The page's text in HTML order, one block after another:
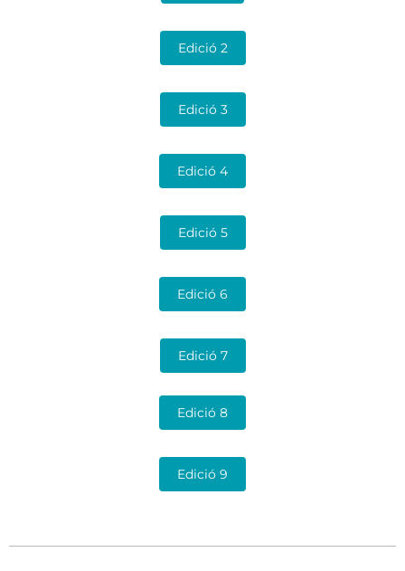
Edició 2
Edició 3
Edició 4
Edició 5
Edició 6
Edició 7
Edició 8
Edició 9